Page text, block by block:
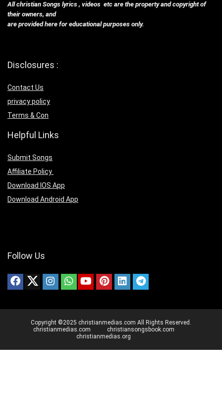
All christian Songs lyrics , videos etc are the property and copyright of
their owners, and
are provided here for educational purposes only.
Disclosures :
Contact Us
privacy policy
Terms & Con
Helpful Links
Submit Songs
Affiliate Policy
Download IOS App
Download Android App
Follow Us
Copyright ©2025 christianmedias.com All Rights Reserved.
christianmedias.com
christiansongsbook.com
christianmedias.org